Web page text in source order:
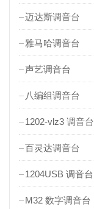
迈达斯调音台
雅马哈调音台
声艺调音台
八编组调音台
1202-vlz3 调音台
百灵达调音台
1204USB 调音台
M32 数字调音台